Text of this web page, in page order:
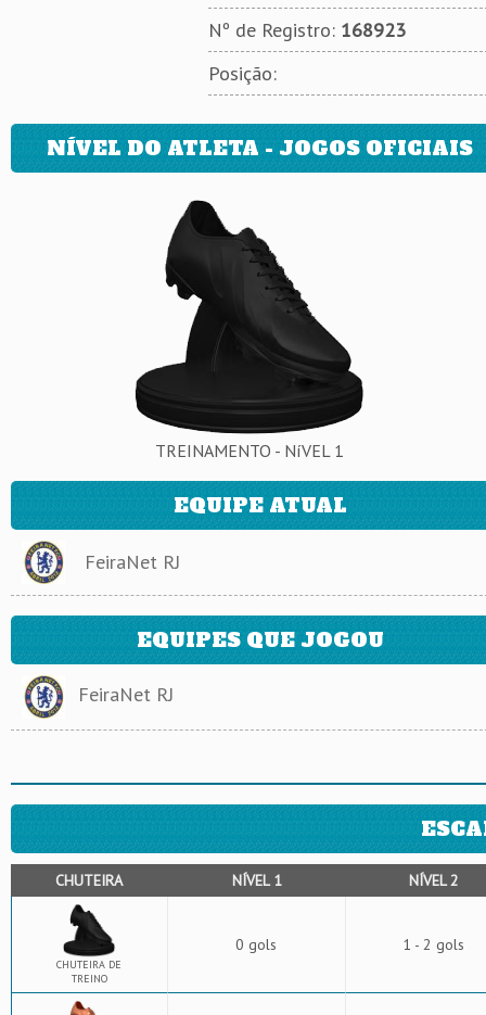
Nº de Registro: 168923
Posição:
NÍVEL DO ATLETA - JOGOS OFICIAIS
TREINAMENTO - NíVEL 1
EQUIPE ATUAL
FeiraNet RJ
EQUIPES QUE JOGOU
FeiraNet RJ
CHUTEIRA NÍVEL 1 NÍVEL 2
CHUTEIRA DE
TREINO
0 gols 1 - 2 gols